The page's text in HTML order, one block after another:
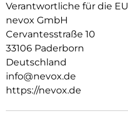
Verantwortliche für die EU
nevox GmbH
Cervantesstraße 10
33106 Paderborn
Deutschland
info@nevox.de
https://nevox.de